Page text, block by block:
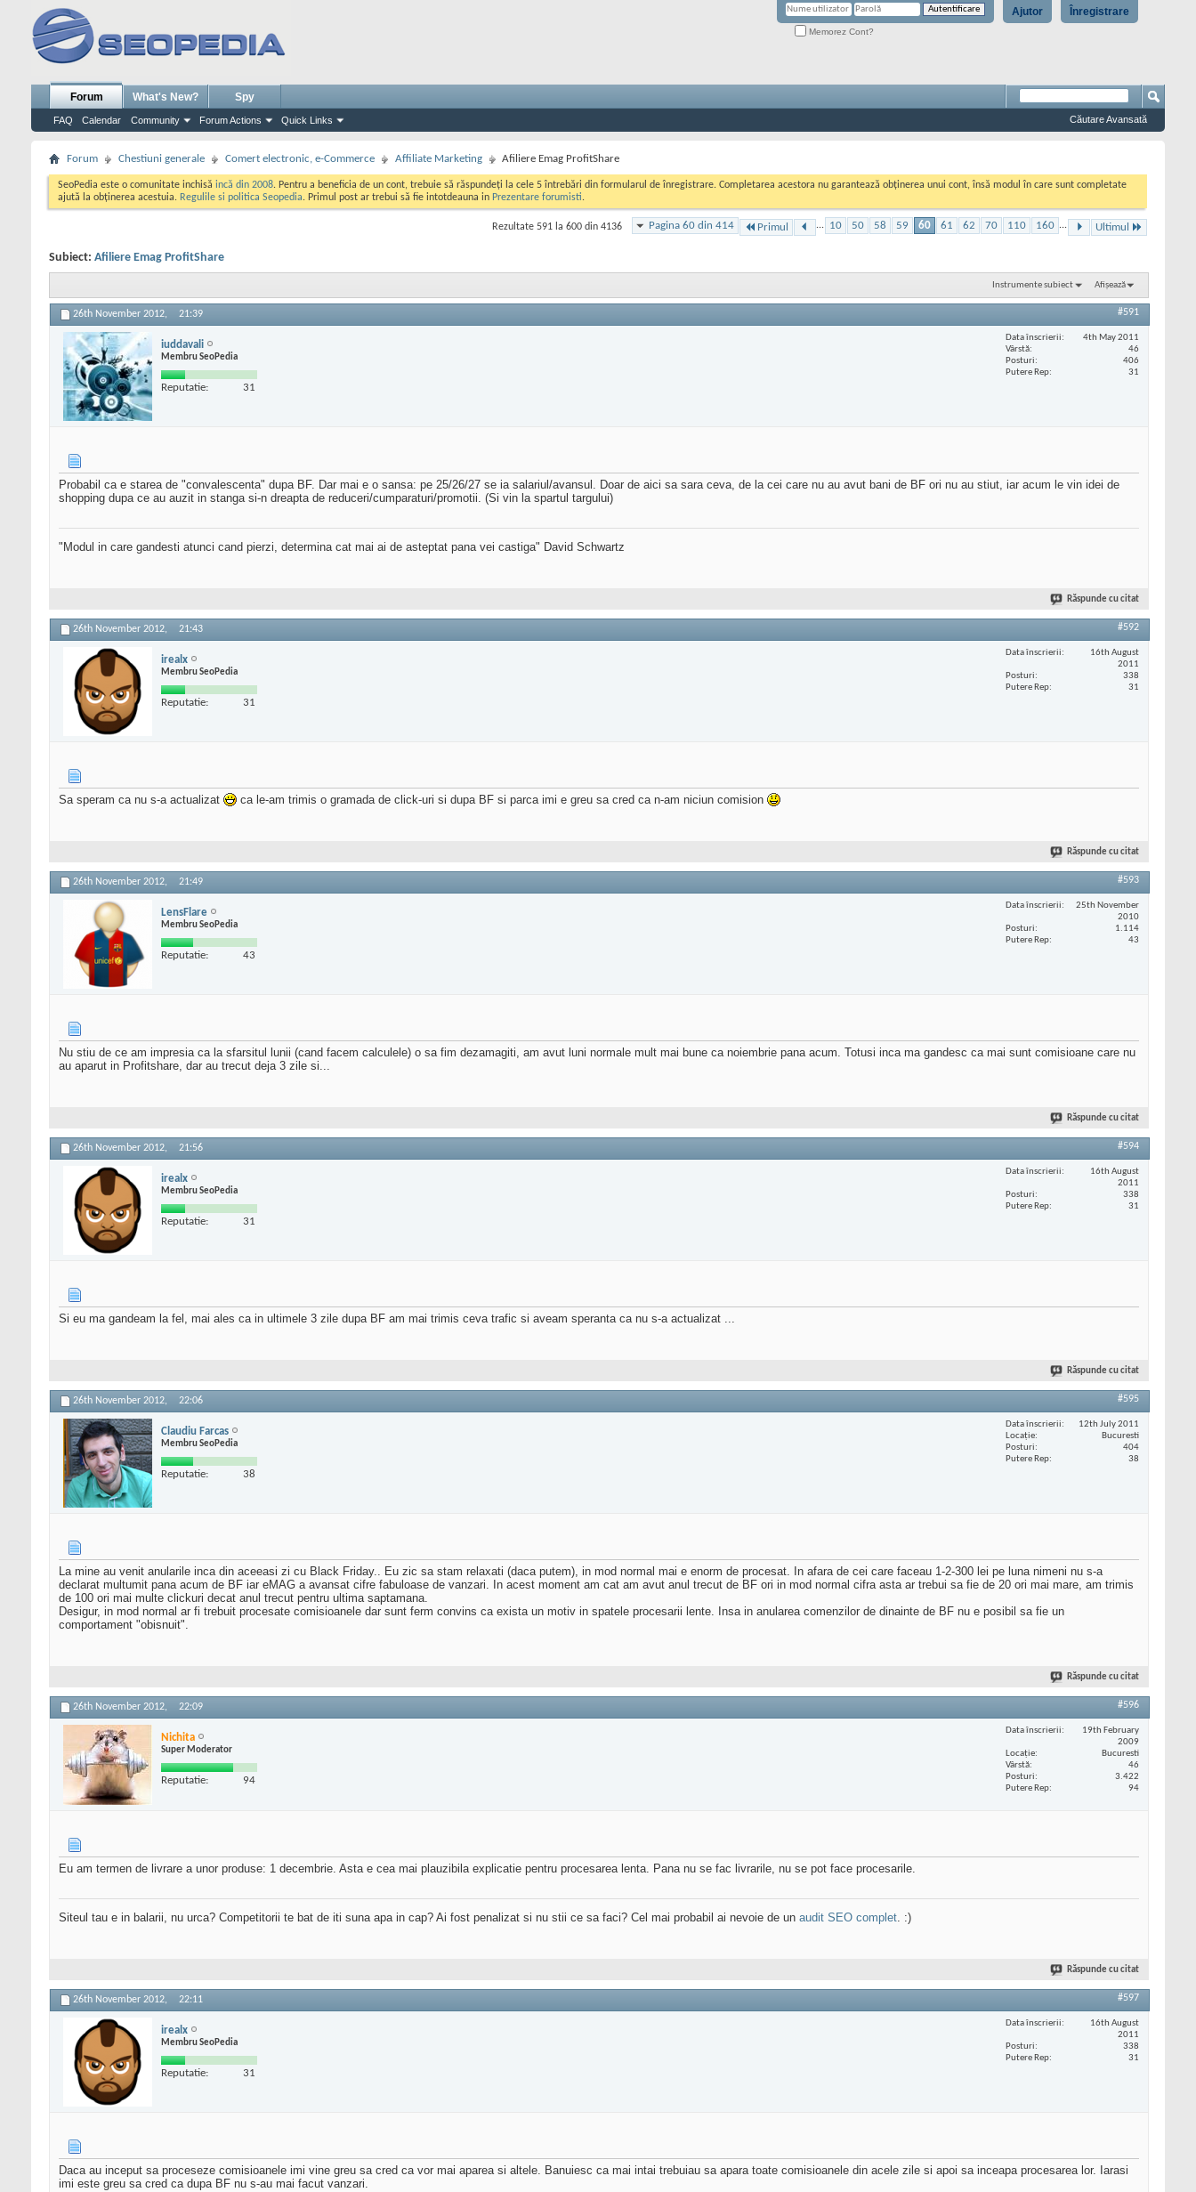
Înregistrare
Ajutor
Memorez Cont?
Forum
FAQ Calendar Community Forum Actions Quick Links
What's New? Spy
Căutare Avansată
Forum Chestiuni generale Comert electronic, e-Commerce Affiliate Marketing Afiliere Emag ProfitShare
SeoPedia este o comunitate inchisă incă din 2008. Pentru a beneficia de un cont, trebuie să răspundeți la cele 5 întrebări din formularul de înregistrare. Completarea acestora nu garantează obținerea unui cont, însă modul în care sunt completate
ajută la obținerea acestuia. Regulile si politica Seopedia. Primul post ar trebui să fie intotdeauna in Prezentare forumisti.
Pagina 60 din 414 Primul ... 10 50 58 59 60 61 62 70 110 160 ... Ultimul
Rezultate 591 la 600 din 4136
Subiect: Afiliere Emag ProfitShare
Instrumente subiect Afișează
26th November 2012, 21:39 #591
iuddavali
Membru SeoPedia
Reputatie: 31
Data înscrierii
4th May 2011
Vârstă
46
Posturi
406
Putere Rep
31
Probabil ca e starea de "convalescenta" dupa BF. Dar mai e o sansa: pe 25/26/27 se ia salariul/avansul. Doar de aici sa sara ceva, de la cei care nu au avut bani de BF ori nu au stiut, iar acum le vin idei de
shopping dupa ce au auzit in stanga si-n dreapta de reduceri/cumparaturi/promotii. (Si vin la spartul targului)
"Modul in care gandesti atunci cand pierzi, determina cat mai ai de asteptat pana vei castiga" David Schwartz
Răspunde cu citat
26th November 2012, 21:43 #592
irealx
Membru SeoPedia
Reputatie: 31
Data înscrierii
16th August
2011
Posturi
338
Putere Rep
31
Sa speram ca nu s-a actualizat ca le-am trimis o gramada de click-uri si dupa BF si parca imi e greu sa cred ca n-am niciun comision
Răspunde cu citat
26th November 2012, 21:49 #593
LensFlare
Membru SeoPedia
Reputatie: 43
Data înscrierii
25th November
2010
Posturi
1.114
Putere Rep
43
Nu stiu de ce am impresia ca la sfarsitul lunii (cand facem calculele) o sa fim dezamagiti, am avut luni normale mult mai bune ca noiembrie pana acum. Totusi inca ma gandesc ca mai sunt comisioane care nu
au aparut in Profitshare, dar au trecut deja 3 zile si...
Răspunde cu citat
26th November 2012, 21:56 #594
irealx
Membru SeoPedia
Reputatie: 31
Data înscrierii
16th August
2011
Posturi
338
Putere Rep
31
Si eu ma gandeam la fel, mai ales ca in ultimele 3 zile dupa BF am mai trimis ceva trafic si aveam speranta ca nu s-a actualizat ...
Răspunde cu citat
26th November 2012, 22:06 #595
Claudiu Farcas
Membru SeoPedia
Reputatie: 38
Data înscrierii
12th July 2011
Locaţie
Bucuresti
Posturi
404
Putere Rep
38
La mine au venit anularile inca din aceeasi zi cu Black Friday.. Eu zic sa stam relaxati (daca putem), in mod normal mai e enorm de procesat. In afara de cei care faceau 1-2-300 lei pe luna nimeni nu s-a
declarat multumit pana acum de BF iar eMAG a avansat cifre fabuloase de vanzari. In acest moment am cat am avut anul trecut de BF ori in mod normal cifra asta ar trebui sa fie de 20 ori mai mare, am trimis
de 100 ori mai multe clickuri decat anul trecut pentru ultima saptamana.
Desigur, in mod normal ar fi trebuit procesate comisioanele dar sunt ferm convins ca exista un motiv in spatele procesarii lente. Insa in anularea comenzilor de dinainte de BF nu e posibil sa fie un
comportament "obisnuit".
Răspunde cu citat
26th November 2012, 22:09 #596
Nichita
Super Moderator
Reputatie: 94
Data înscrierii
19th February
2009
Locaţie
Bucuresti
Vârstă
46
Posturi
3.422
Putere Rep
94
Eu am termen de livrare a unor produse: 1 decembrie. Asta e cea mai plauzibila explicatie pentru procesarea lenta. Pana nu se fac livrarile, nu se pot face procesarile.
Siteul tau e in balarii, nu urca? Competitorii te bat de iti suna apa in cap? Ai fost penalizat si nu stii ce sa faci? Cel mai probabil ai nevoie de un audit SEO complet. :)
Răspunde cu citat
26th November 2012, 22:11 #597
irealx
Membru SeoPedia
Reputatie: 31
Data înscrierii
16th August
2011
Posturi
338
Putere Rep
31
Daca au inceput sa proceseze comisioanele imi vine greu sa cred ca vor mai aparea si altele. Banuiesc ca mai intai trebuiau sa apara toate comisioanele din acele zile si apoi sa inceapa procesarea lor. Iarasi
imi este greu sa cred ca dupa BF nu s-au mai facut vanzari.